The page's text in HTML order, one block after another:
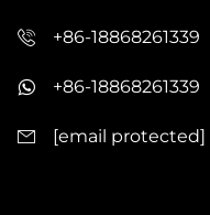
+86-18868261339
+86-18868261339
[email protected]